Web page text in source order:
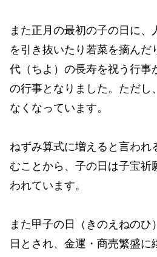
また正月の最初の子の日に
を引き抜いたり若菜を摘んだ
代（ちよ）の長寿を祝う行事
の行事となりました。ただし
なくなっています。
ねずみ算式に増えると言われ
むことから、子の日は子宝祈
われています。
また甲子の日（きのえねのひ
日とされ、金運・商売繁盛に